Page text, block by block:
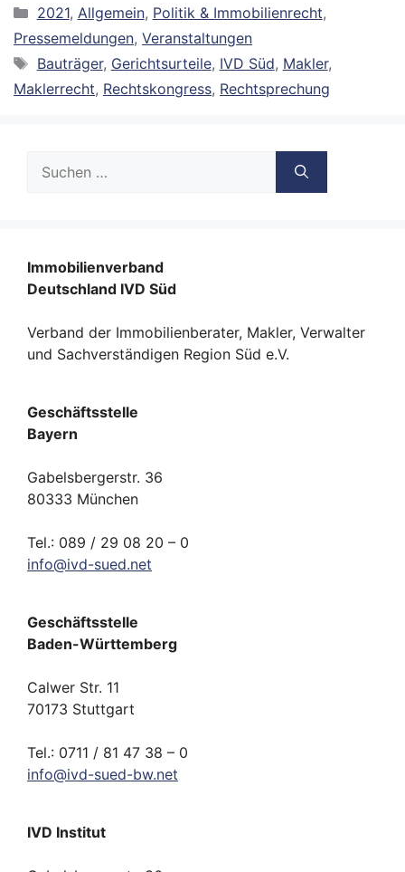
Kategorien
2021, Allgemein, Politik & Immobilienrecht,
Pressemeldungen, Veranstaltungen
Schlagwörter
Bauträger, Gerichtsurteile, IVD Süd, Makler,
Maklerrecht, Rechtskongress, Rechtsprechung
nach:
Immobilienverband
Deutschland IVD Süd
Verband der Immobilienberater, Makler, Verwalter
und Sachverständigen Region Süd e.V.
Geschäftsstelle
Bayern
Gabelsbergerstr. 36
80333 München
Tel.: 089 / 29 08 20 – 0
info@ivd-sued.net
Geschäftsstelle
Baden-Württemberg
Calwer Str. 11
70173 Stuttgart
Tel.: 0711 / 81 47 38 – 0
info@ivd-sued-bw.net
IVD Institut